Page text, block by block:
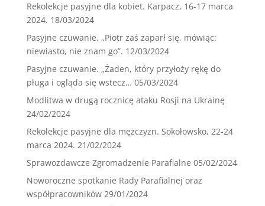
Rekolekcje pasyjne dla kobiet. Karpacz, 16-17 marca
2024. 18/03/2024
Pasyjne czuwanie. „Piotr zaś zaparł się, mówiąc:
niewiasto, nie znam go”. 12/03/2024
Pasyjne czuwanie. „Żaden, który przyłoży rękę do
pługa i ogląda się wstecz… 05/03/2024
Modlitwa w drugą rocznicę ataku Rosji na Ukrainę
24/02/2024
Rekolekcje pasyjne dla mężczyzn. Sokołowsko, 22-24
marca 2024. 21/02/2024
Sprawozdawcze Zgromadzenie Parafialne 05/02/2024
Noworoczne spotkanie Rady Parafialnej oraz
współpracowników 29/01/2024